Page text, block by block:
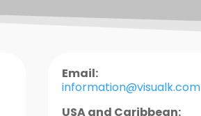
Email:
information@visualk.com
USA and Caribbean: